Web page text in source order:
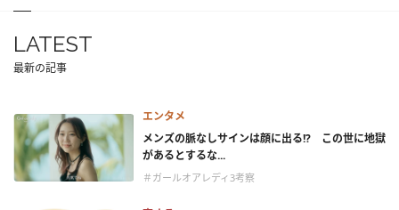
LATEST
最新の記事
エンタメ
メンズの脈なしサインは顔に出る!? この世に地獄
があるとするな...
＃ガールオアレディ3考察